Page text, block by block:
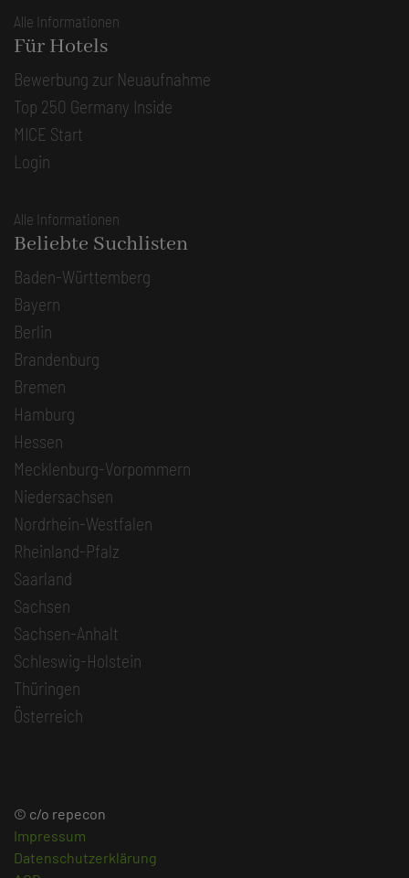
Alle Informationen
Für Hotels
Bewerbung zur Neuaufnahme
Top 250 Germany Inside
MICE Start
Login
Alle Informationen
Beliebte Suchlisten
Baden-Württemberg
Bayern
Berlin
Brandenburg
Bremen
Hamburg
Hessen
Mecklenburg-Vorpommern
Niedersachsen
Nordrhein-Westfalen
Rheinland-Pfalz
Saarland
Sachsen
Sachsen-Anhalt
Schleswig-Holstein
Thüringen
Österreich
© c/o repecon
Impressum
Datenschutzerklärung